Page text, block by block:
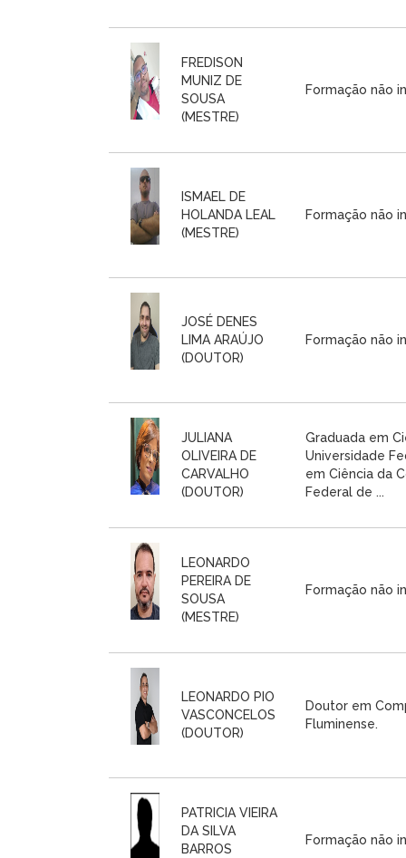
FREDISON
MUNIZ DE
SOUSA
(MESTRE)
Formação não
ISMAEL DE
HOLANDA LEAL
(MESTRE)
Formação não
JOSÉ DENES
LIMA ARAÚJO
(DOUTOR)
Formação não
JULIANA
OLIVEIRA DE
CARVALHO
(DOUTOR)
Graduada em
Universidade
em Ciência da
Federal de ...
LEONARDO
PEREIRA DE
SOUSA
(MESTRE)
Formação não
LEONARDO PIO
VASCONCELOS
(DOUTOR)
Doutor em
Fluminense.
PATRICIA VIEIRA
DA SILVA
BARROS
Formação não